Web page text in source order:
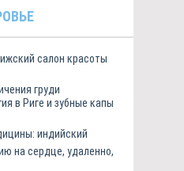
салон красоты
груди
в Риге и зубные капы
индийский
на сердце, удаленно,